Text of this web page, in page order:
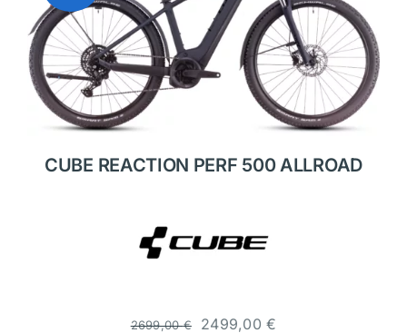
CUBE REACTION PERF 500 ALLROAD
2699,00€ 2499,00€